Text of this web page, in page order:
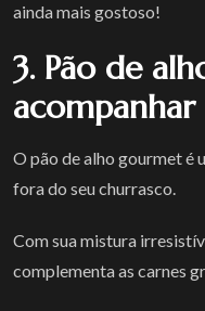
ainda mais gostoso!
3. Pão de
acompanhar
O pão de alho gourmet é
fora do seu churrasco.
Com sua mistura
complementa as carnes